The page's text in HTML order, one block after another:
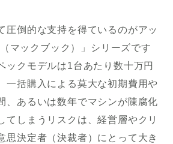
圧倒的な支持を得ているのがアッ
マックブック）」シリーズです
ックモデルは1台あたり数十万円
一括購入による莫大な初期費用や
、あるいは数年でマシンが陳腐化
てしまうリスクは、経営層やクリ
思決定者（決裁者）にとって大き